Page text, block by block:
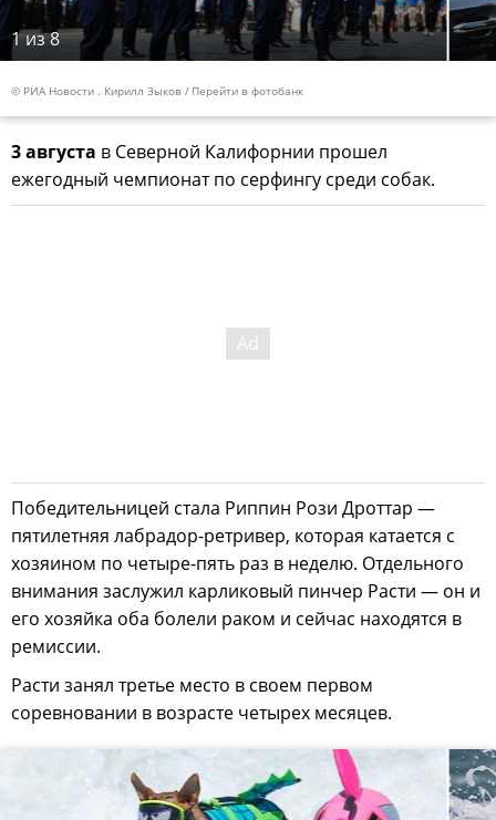
1из 8
© РИА Новости . Кирилл Зыков Перейти в фотобанк
3 августа в Северной Калифорнии прошел
ежегодный чемпионат по серфингу среди собак.
Победительницей стала Риппин Рози Дроттар —
пятилетняя лабрадор-ретривер, которая катается с
хозяином по четыре-пять раз в неделю. Отдельного
внимания заслужил карликовый пинчер Расти — он и
его хозяйка оба болели раком и сейчас находятся в
ремиссии.
Расти занял третье место в своем первом
соревновании в возрасте четырех месяцев.